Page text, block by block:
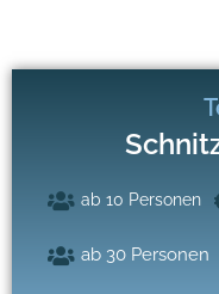
ab 10 Personen
ab 30 Personen